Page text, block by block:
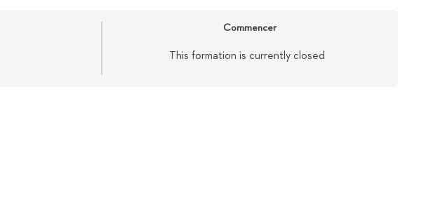
Commencer
This formation is currently closed